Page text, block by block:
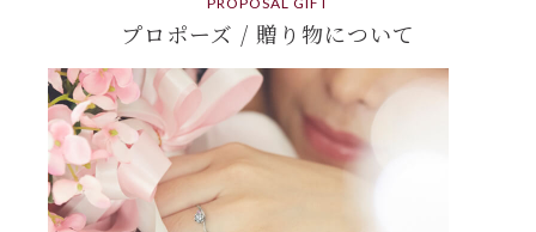
プロポーズ / 贈り物について